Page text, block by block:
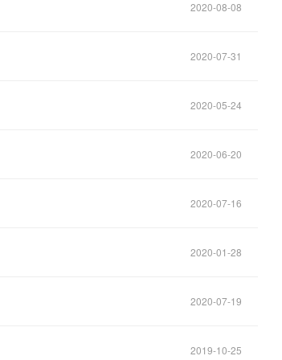
2020-08-08
2020-07-31
2020-05-24
2020-06-20
2020-07-16
2020-01-28
2020-07-19
2019-10-25